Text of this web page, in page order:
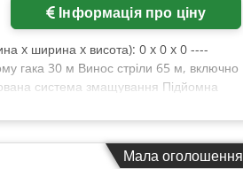
Інформація про ціну
x ширина x висота): 0 x 0 x 0 ----
гака 30 м Винос стріли 65 м, включно
система змащування Підйомна
Мала оголошення